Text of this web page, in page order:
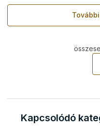
Kapcsolódó